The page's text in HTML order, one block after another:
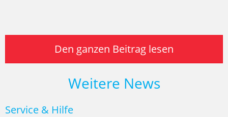
Den ganzen Beitrag lesen
Weitere News
Service & Hilfe